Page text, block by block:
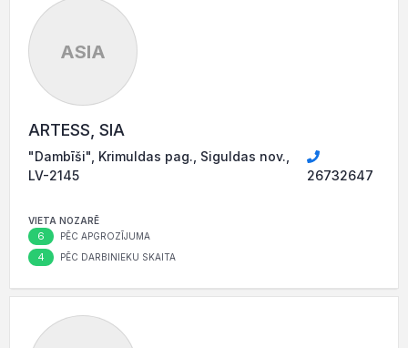
ASIA
ARTESS, SIA
"Dambīši", Krimuldas pag., Siguldas nov.,
LV-2145
26732647
VIETA NOZARĒ
6 PĒC APGROZĪJUMA
4 PĒC DARBINIEKU SKAITA